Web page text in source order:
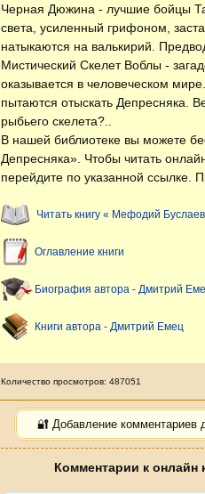
Черная Дюжина - лучшие бойцы
света, усиленный грифоном,
натыкаются на валькирий.
Мистический Скелет Воблы -
оказывается в человеческом
пытаются отыскать Депресняка.
рыбьего скелета?..
В нашей библиотеке вы можете
Депресняка» . Чтобы читать
перейдите по указанной ссылке.
Читать книгу « Мефодий
Оглавление книги
Биография автора - Дмитрий
Книги автора - Дмитрий Емец
Количество просмотров: 487051
🔐 Добавление комментариев
Комментарии к онлайн